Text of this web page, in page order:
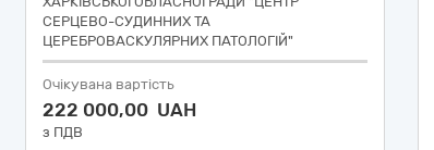
СЕРЦЕВО-СУДИННИХ ТА
ЦЕРЕБРОВАСКУЛЯРНИХ ПАТОЛОГІЙ"
Очікувана вартість
222 000,00 UAH
з ПДВ